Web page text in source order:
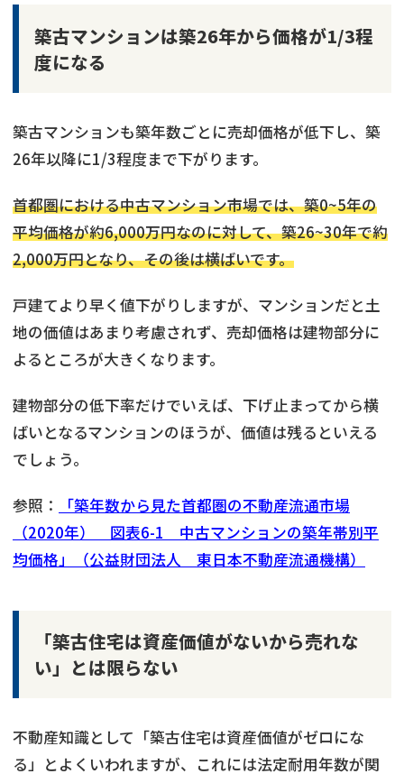
築古マンションは築26年から価格が1/3程
度になる
築古マンションも築年数ごとに売却価格が低下し、築
26年以降に1/3程度まで下がります。
首都圏における中古マンション市場では、築0~5年の
平均価格が約6,000万円なのに対して、築26~30年で約
2,000万円となり、その後は横ばいです。
戸建てより早く値下がりしますが、マンションだと土
地の価値はあまり考慮されず、売却価格は建物部分に
よるところが大きくなります。
建物部分の低下率だけでいえば、下げ止まってから横
ばいとなるマンションのほうが、価値は残るといえる
でしょう。
参照：
「築年数から見た首都圏の不動産流通市場
（2020年） 図表6-1 中古マンションの築年帯別平
均価格」（公益財団法人 東日本不動産流通機構）
「築古住宅は資産価値がないから売れな
い」とは限らない
不動産知識として「築古住宅は資産価値がゼロにな
る」とよくいわれますが、これには法定耐用年数が関